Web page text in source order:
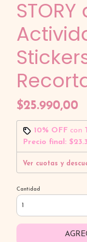
STORY
$25.990,00
10% OFFcon
Precio final:
Ver cuotas y
Cantidad